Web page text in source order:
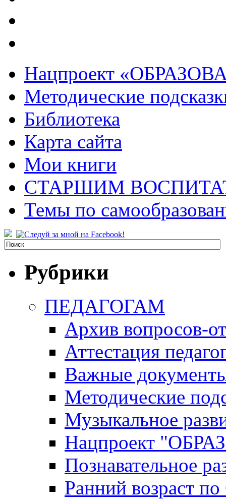
Нацпроект
Методические
Библиотека
Карта сайта
Мои книги
СТАРШИМ
Темы по
Рубрики
ПЕДАГОГАМ
Архив вопросов-
Аттестация
Важные
Методические
Музыкальное
Нацпроект
Познавательное
Ранний возраст